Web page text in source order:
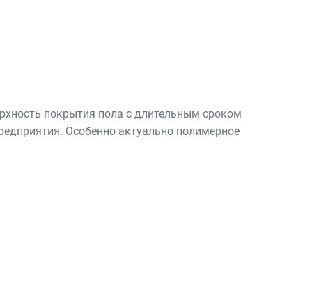
покрытия пола с длительным сроком
Особенно актуально полимерное